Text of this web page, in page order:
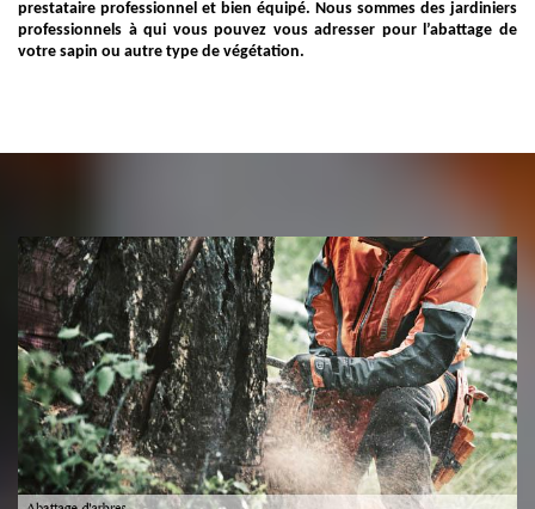
prestataire professionnel et bien équipé. Nous sommes des jardiniers
professionnels à qui vous pouvez vous adresser pour l’abattage de
votre sapin ou autre type de végétation.